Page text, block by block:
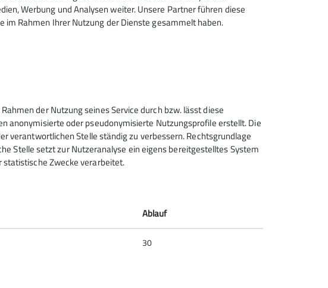
Sektion Feucht des Deutschen
Alpenvereins e.V.
Schulstraße 28
90537 Feucht
Kontakt
Werbung und Analysen weiter. Unsere Partner führen diese
Rahmen Ihrer Nutzung der Dienste gesammelt haben.
der Nutzung seines Service durch bzw. lässt diese
anonymisierte oder pseudonymisierte Nutzungsprofile erstellt. Die
verantwortlichen Stelle ständig zu verbessern. Rechtsgrundlage
Stelle setzt zur Nutzeranalyse ein eigens bereitgestelltes System
Zwecke verarbeitet.
Ablauf
30